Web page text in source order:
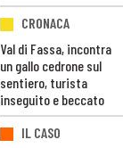
CRONACA
Val di Fassa, incontra
un gallo cedrone sul
sentiero, turista
inseguito e beccato
IL CASO